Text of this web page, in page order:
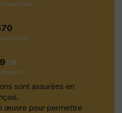
réalisées
formés
/10
sont assurées en
œuvre pour permettre